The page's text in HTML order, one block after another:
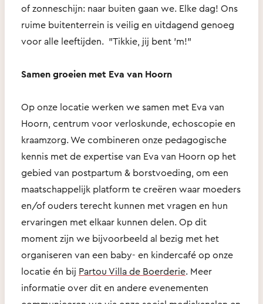
of zonneschijn: naar buiten gaan we. Elke dag! Ons
ruime buitenterrein is veilig en uitdagend genoeg
voor alle leeftijden. "Tikkie, jij bent 'm!"
Samen groeien met Eva van Hoorn
Op onze locatie werken we samen met Eva van
Hoorn, centrum voor verloskunde, echoscopie en
kraamzorg. We combineren onze pedagogische
kennis met de expertise van Eva van Hoorn op het
gebied van postpartum & borstvoeding, om een
maatschappelijk platform te creëren waar moeders
en/of ouders terecht kunnen met vragen en hun
ervaringen met elkaar kunnen delen. Op dit
moment zijn we bijvoorbeeld al bezig met het
organiseren van een baby- en kindercafé op onze
locatie én bij Partou Villa de Boerderie. Meer
informatie over dit en andere evenementen